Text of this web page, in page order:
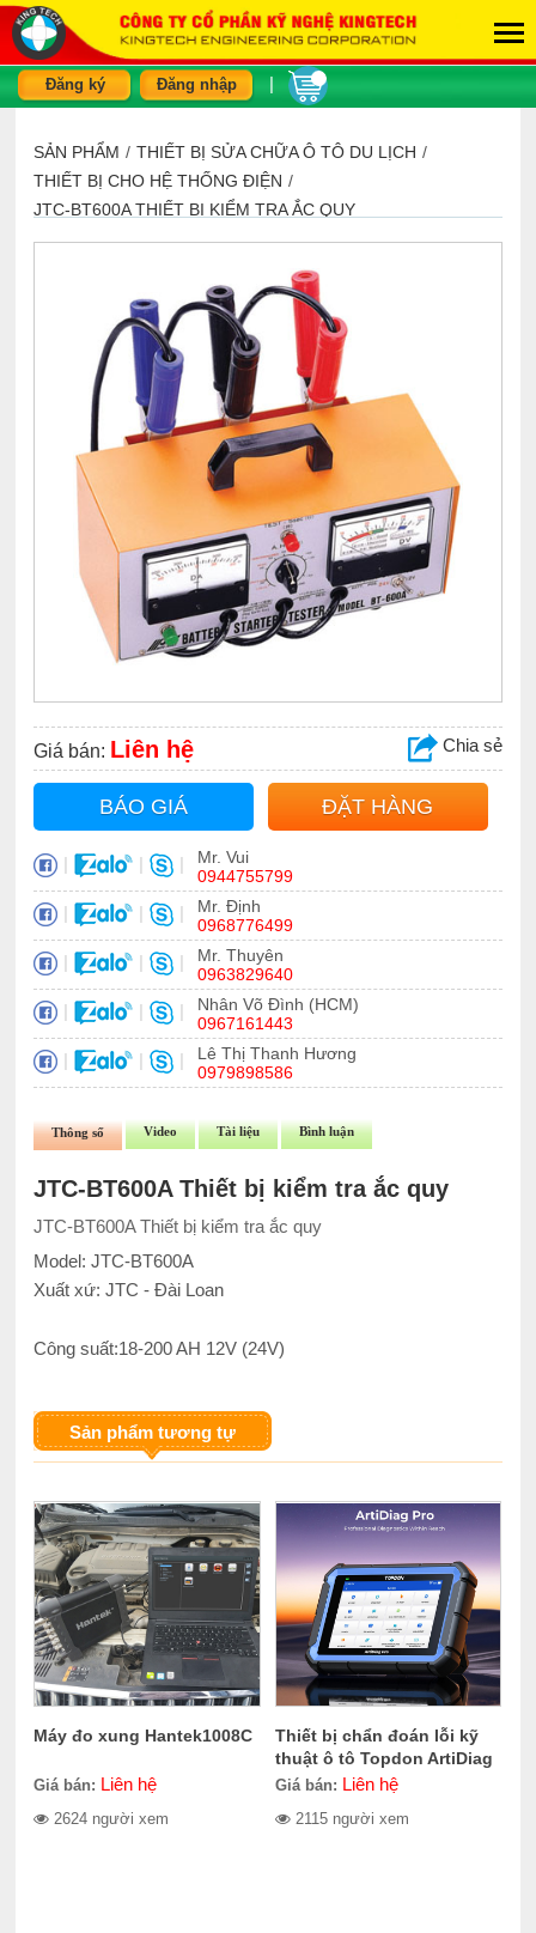
Đăng ký Đăng nhập
SẢN PHẨM / THIẾT BỊ SỬA CHỮA Ô TÔ DU LỊCH /
THIẾT BỊ CHO HỆ THỐNG ĐIỆN /
JTC-BT600A THIẾT BỊ KIỂM TRA ẮC QUY
Giá bán: Liên hệ Chia sẻ
BÁO GIÁ ĐẶT HÀNG
| | |
Mr. Vui
0944755799
| | |
Mr. Định
0968776499
| | |
Mr. Thuyên
0963829640
| | |
Nhân Võ Đình (HCM)
0967161443
| | |
Lê Thị Thanh Hương
0979898586
Thông số Video Tài liệu Bình luận
JTC-BT600A Thiết bị kiểm tra ắc quy
JTC-BT600A Thiết bị kiểm tra ắc quy
Model: JTC-BT600A
Xuất xứ: JTC - Đài Loan
Công suất:18-200 AH 12V (24V)
Sản phẩm tương tự
Máy đo xung Hantek1008C
Giá bán: Liên hệ
2624 người xem
Thiết bị chẩn đoán lỗi kỹ
thuật ô tô Topdon ArtiDiag
Pro
Giá bán: Liên hệ
2115 người xem